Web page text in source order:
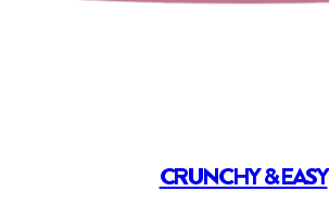
CRUNCHY & EASY